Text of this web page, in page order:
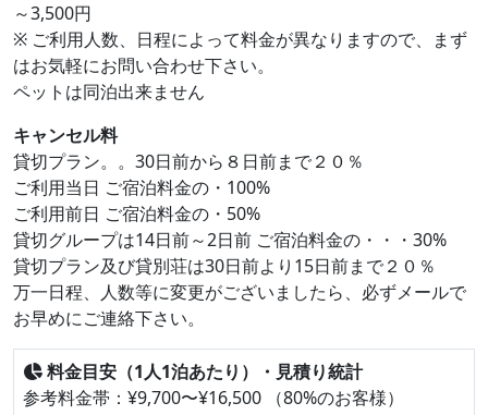
～3,500円
※ ご利用人数、日程によって料金が異なりますので、まず
はお気軽にお問い合わせ下さい。
ペットは同泊出来ません
キャンセル料
貸切プラン。。30日前から８日前まで２０％
ご利用当日 ご宿泊料金の・100%
ご利用前日 ご宿泊料金の・50%
貸切グループは14日前～2日前 ご宿泊料金の・・・30%
貸切プラン及び貸別荘は30日前より15日前まで２０％
万一日程、人数等に変更がございましたら、必ずメールで
お早めにご連絡下さい。
料金目安（1人1泊あたり）・見積り統計
参考料金帯：¥9,700〜¥16,500 （80%のお客様）